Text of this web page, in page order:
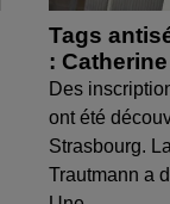
Tags
:
Des
ont été
Strasbourg.
Trautmann a